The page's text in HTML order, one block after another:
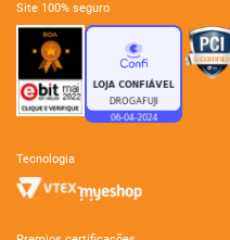
site 100% seguro
tecnologia